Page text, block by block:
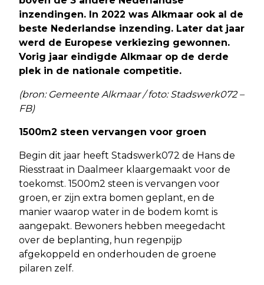
inzendingen. In 2022 was Alkmaar ook al de
beste Nederlandse inzending. Later dat jaar
werd de Europese verkiezing gewonnen.
Vorig jaar eindigde Alkmaar op de derde
plek in de nationale competitie.
(bron: Gemeente Alkmaar / foto: Stadswerk072 –
FB)
1500m2 steen vervangen voor groen
Begin dit jaar heeft Stadswerk072 de Hans de
Riesstraat in Daalmeer klaargemaakt voor de
toekomst. 1500m2 steen is vervangen voor
groen, er zijn extra bomen geplant, en de
manier waarop water in de bodem komt is
aangepakt. Bewoners hebben meegedacht
over de beplanting, hun regenpijp
afgekoppeld en onderhouden de groene
pilaren zelf.